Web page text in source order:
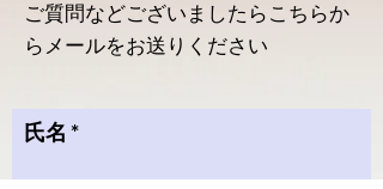
​ご質問などございましたらこちらか
らメールをお送りください
氏名